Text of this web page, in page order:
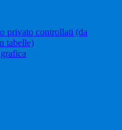
privato controllati (da
tabelle)